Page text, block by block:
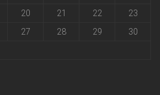
20 21 22
23
27 28 29
30